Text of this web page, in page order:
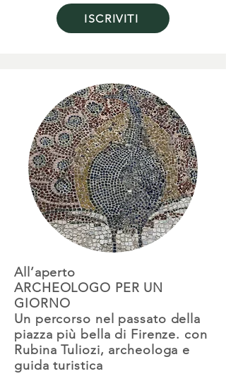
ISCRIVITI
All’aperto
ARCHEOLOGO PER UN
GIORNO
Un percorso nel passato della
piazza più bella di Firenze. con
Rubina Tuliozi, archeologa e
guida turistica